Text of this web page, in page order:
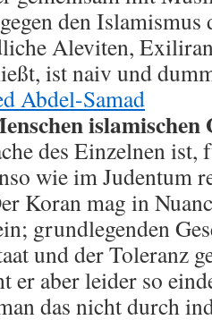
den
Aleviten,
ist naiv und
Abdel-Samad
islamischen
des Einzelnen
wie im Judentum
Koran mag in
grundlegenden
und der Toleranz
er aber leider so
das nicht durch